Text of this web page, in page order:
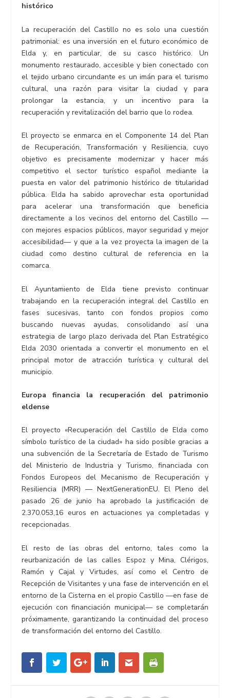
histórico
La recuperación del Castillo no es solo una cuestión
patrimonial: es una inversión en el futuro económico de
Elda y, en particular, de su casco histórico. Un
monumento restaurado, accesible y bien conectado con
el tejido urbano circundante es un imán para el turismo
cultural, una razón para visitar la ciudad y para
prolongar la estancia, y un incentivo para la
recuperación y revitalización del barrio que lo rodea.
El proyecto se enmarca en el Componente 14 del Plan
de Recuperación, Transformación y Resiliencia, cuyo
objetivo es precisamente modernizar y hacer más
competitivo el sector turístico español mediante la
puesta en valor del patrimonio histórico de titularidad
pública. Elda ha sabido aprovechar esta oportunidad
para acelerar una transformación que beneficia
directamente a los vecinos del entorno del Castillo —
con mejores espacios públicos, mayor seguridad y mejor
accesibilidad— y que a la vez proyecta la imagen de la
ciudad como destino cultural de referencia en la
comarca.
El Ayuntamiento de Elda tiene previsto continuar
trabajando en la recuperación integral del Castillo en
fases sucesivas, tanto con fondos propios como
buscando nuevas ayudas, consolidando así una
estrategia de largo plazo derivada del Plan Estratégico
Elda 2030 orientada a convertir el monumento en el
principal motor de atracción turística y cultural del
municipio.
Europa financia la recuperación del patrimonio
eldense
El proyecto «Recuperación del Castillo de Elda como
símbolo turístico de la ciudad» ha sido posible gracias a
una subvención de la Secretaría de Estado de Turismo
del Ministerio de Industria y Turismo, financiada con
Fondos Europeos del Mecanismo de Recuperación y
Resiliencia (MRR) — NextGenerationEU. El Pleno del
pasado 26 de junio ha aprobado la justificación de
2.370.053,16 euros en actuaciones ya completadas y
recepcionadas.
El resto de las obras del entorno, tales como la
reurbanización de las calles Espoz y Mina, Clérigos,
Ramón y Cajal y Virtudes, así como el Centro de
Recepción de Visitantes y una fase de intervención en el
entorno de la Cisterna en el propio Castillo —en fase de
ejecución con financiación municipal— se completarán
próximamente, garantizando la continuidad del proceso
de transformación del entorno del Castillo.